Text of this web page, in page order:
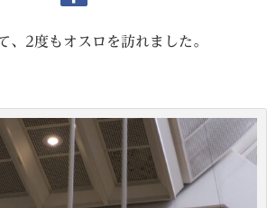
、2度もオスロを訪れました。